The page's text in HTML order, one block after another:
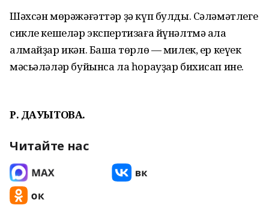
Шәхсән мөрәжәғәттәр ҙә күп булды. Сәләмәтлеге
сикле кешеләр экспертизаға йүнәлтмә ала
алмайҙар икән. Башҡа төрлө — милек, ер кеүек
мәсьәләләр буйынса ла һорауҙар бихисап ине.
Р. ДАУЫТОВА.
Читайте нас